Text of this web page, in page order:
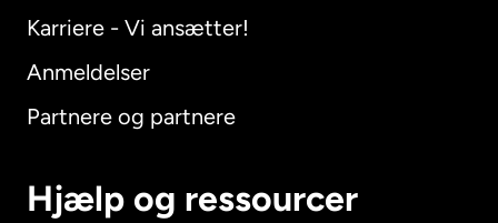
Karriere - Vi ansætter!
Anmeldelser
Partnere og partnere
Hjælp og ressourcer